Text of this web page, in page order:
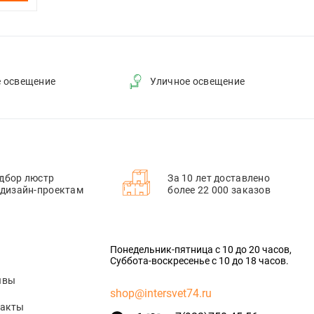
освещение Уличное освещение
люстр
проектам
За 10 лет доставлено
более 22 000 заказов
Понедельник-пятница с 10 до 20 часов,
Суббота-воскресенье с 10 до 18 часов.
shop@intersvet74.ru